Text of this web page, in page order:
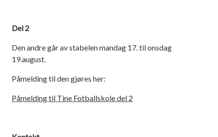
Del 2
Den andre går av stabelen mandag 17. til onsdag
19.august.
Påmelding til den gjøres her:
Påmelding til Tine Fotballskole del 2